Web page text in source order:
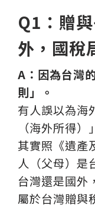
Q1：贈
外，國稅
A：因為台灣
則」。
有人誤以為海
（海外所得
其實照《遺產
人（父母）是
台灣還是國外
屬於台灣贈與